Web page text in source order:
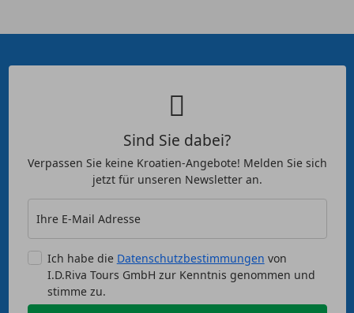
Sind Sie dabei?
Verpassen Sie keine Kroatien-Angebote! Melden Sie sich
jetzt für unseren Newsletter an.
Ihre E-Mail Adresse
Ich habe die Datenschutzbestimmungen von
I.D.Riva Tours GmbH zur Kenntnis genommen und
stimme zu.